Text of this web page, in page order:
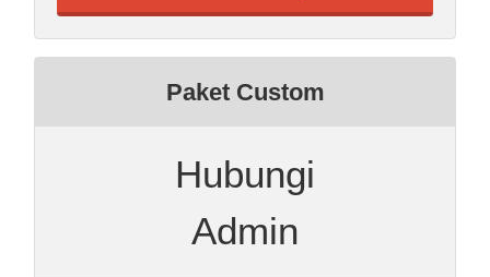
Paket Custom
Hubungi
Admin